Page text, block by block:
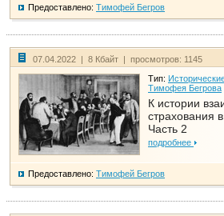
Предоставлено: Тимофей Бегров
07.04.2022 | 8 Кбайт | просмотров: 1145
Тип:
Тимофея Бегрова
К истории
страхования
Часть 2
подробнее
Предоставлено: Тимофей Бегров